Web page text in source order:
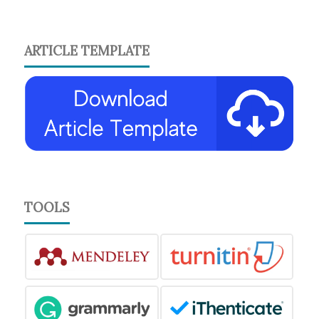
ARTICLE TEMPLATE
TOOLS